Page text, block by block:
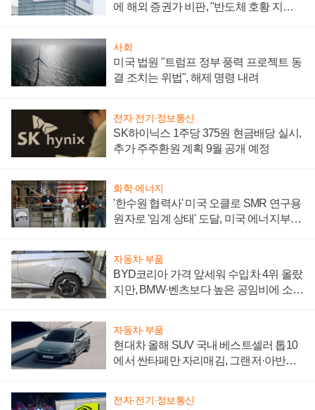
에 해외 증권가 비판, "반도체 호황 지속
사회
미국 법원 "트럼프 정부 풍력 프로젝트 동
결 조치는 위법", 해제 명령 내려
전자·전기·정보통신
SK하이닉스 1주당 375원 현금배당 실시,
추가 주주환원 계획 9월 공개 예정
화학·에너지
'한수원 협력사' 미국 오클로 SMR 연구용
원자로 '임계 상태' 도달, 미국 에너지부
자동차·부품
BYD코리아 가격 앞세워 수입차 4위 올랐
지만, BMW·벤츠보다 높은 공임비에 소비
자동차·부품
현대차 올해 SUV 국내 베스트셀러 톱10
에서 싼타페만 자리매김, 그랜저·아반떼
전자·전기·정보통신